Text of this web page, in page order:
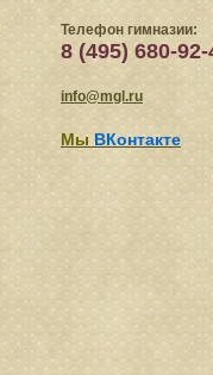
Телефон гимназии:
8 (495) 680-92-
info@mgl.ru
Мы ВКонтакте